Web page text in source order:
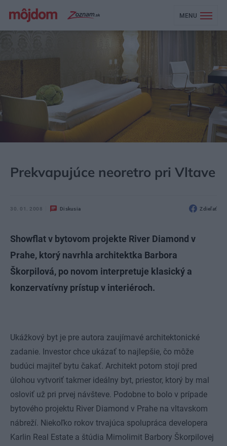
MENU
Prekvapujúce neoretro pri Vltave
30. 01. 2008 Diskusia Zdieľať
Showflat v bytovom projekte River Diamond v
Prahe, ktorý navrhla architektka Barbora
Škorpilová, po novom interpretuje klasický a
konzervatívny prístup v interiéroch.
Ukážkový byt je pre autora zaujímavé architektonické
zadanie. Investor chce ukázať to najlepšie, čo môže
budúci majiteľ bytu čakať. Architekt potom stojí pred
úlohou vytvoriť takmer ideálny byt, priestor, ktorý by mal
osloviť už pri prvej návšteve. Podobne to bolo v prípade
bytového projektu River Diamond v Prahe na vltavskom
nábreží. Niekoľko rokov trvajúca spolupráca developera
Karlin Real Estate a štúdia Mimolimit Barbory Škorpilovej